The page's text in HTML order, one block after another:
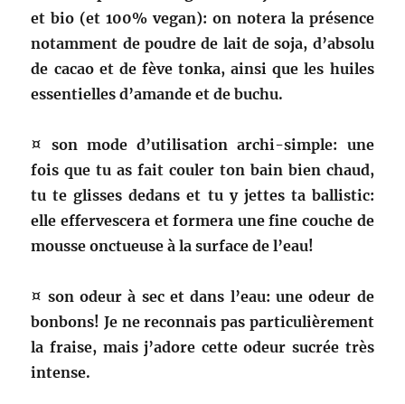
et bio (et 100% vegan): on notera la présence
notamment de poudre de lait de soja, d’absolu
de cacao et de fève tonka, ainsi que les huiles
essentielles d’amande et de buchu.
¤ son mode d’utilisation archi-simple: une
fois que tu as fait couler ton bain bien chaud,
tu te glisses dedans et tu y jettes ta ballistic:
elle effervescera et formera une fine couche de
mousse onctueuse à la surface de l’eau!
¤ son odeur à sec et dans l’eau: une odeur de
bonbons! Je ne reconnais pas particulièrement
la fraise, mais j’adore cette odeur sucrée très
intense.